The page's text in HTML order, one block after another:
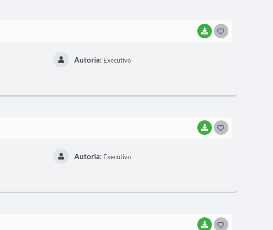
BAIXARG
Autoria: Executivo
BAIXARG
Autoria: Executivo
BAIXARG